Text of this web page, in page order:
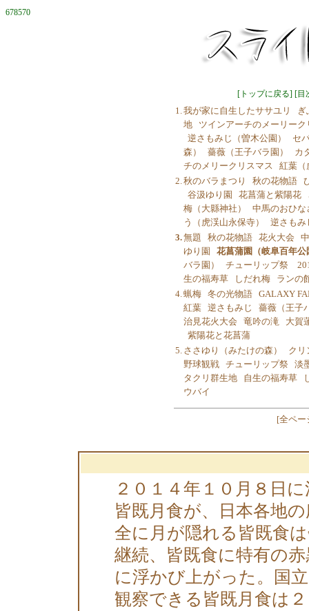
678570
[ トップに戻る] [目
1.我が家に自生したササユリ
地
ツインアーチのメーリーク
逆さもみじ（曽木公園）
セ
森）
薔薇（王子バラ園）
カ
チのメリークリスマス
紅葉（
2.秋のバラまつり 秋の花物語
谷汲ゆり園
花菖蒲と紫陽花
梅（大縣神社）
中馬のおひな
う（虎渓山永保寺）
逆さもみ
3.無題 秋の花物語 花火大会
ゆり園
花菖蒲園（岐阜百年公
バラ園）
チューリップ祭
生の福寿草
しだれ梅
ランの
4.蝋梅 冬の光物語 GALAXY
紅葉 逆さもみじ
薔薇（王子
治見花火大会
竜吟の滝
大賀
紫陽花と花菖蒲
5. ささゆり（みたけの森）
クリ
野球観戦 チューリップ祭
淡
タクリ群生地
自生の福寿草
ウバイ
[全ペー
２０１４年１０月８日
皆既月食が、日本各地
全に月が隠れる皆既食
継続、皆既食に特有の
に浮かび上がった。国
観察できる皆既月食は